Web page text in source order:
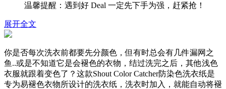
温馨提醒：遇到好 Deal 一定先下手为强，赶紧抢！
展开全文
你是否每次洗衣前都要先分颜色，但有时总会有几件漏网之
鱼..或是不知道它是会褪色的衣物，结过洗完之后，其他浅色
衣服就跟着变色了？这款Shout Color Catcher防染色洗衣纸是
专为易褪色衣物所设计的洗衣纸，洗衣时加入，就能自动将褪